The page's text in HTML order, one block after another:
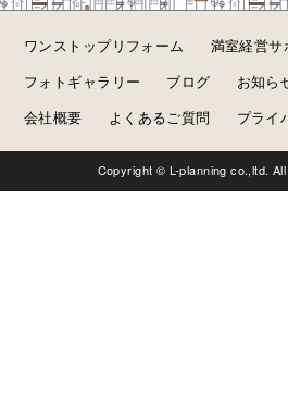
ワンストップリフォーム 満室経営サ
フォトギャラリー
ブログ お知ら
会社概要
よくあるご質問 プライ
Copyright © L-planning co.,ltd.